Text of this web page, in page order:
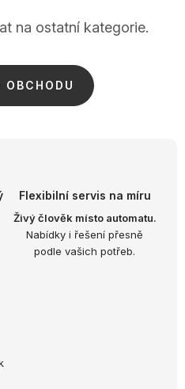
na ostatní kategorie.
OBCHODU
Flexibilní servis na míru
Živý člověk místo automatu.
Nabídky i řešení přesně
podle vašich potřeb.